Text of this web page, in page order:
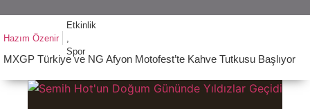
Hazım Özenir
Etkinlik
Spor
MXGP Türkiye ve NG Afyon Motofest’te Kahve Tutkusu Başlıyor